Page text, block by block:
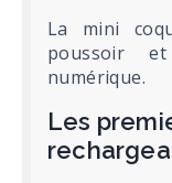
La mini
poussoir
numérique.
Les